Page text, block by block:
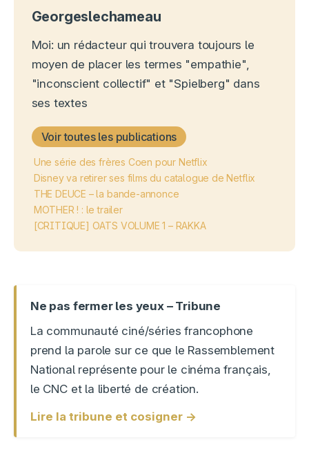
Georgeslechameau
Moi: un rédacteur qui trouvera toujours le
moyen de placer les termes "empathie",
"inconscient collectif" et "Spielberg" dans
ses textes
Voir toutes les publications
Une série des frères Coen pour Netflix
Disney va retirer ses films du catalogue de Netflix
THE DEUCE – la bande-annonce
MOTHER ! : le trailer
[CRITIQUE] OATS VOLUME 1 – RAKKA
Ne pas fermer les yeux – Tribune
La communauté ciné/séries francophone
prend la parole sur ce que le Rassemblement
National représente pour le cinéma français,
le CNC et la liberté de création.
Lire la tribune et cosigner →